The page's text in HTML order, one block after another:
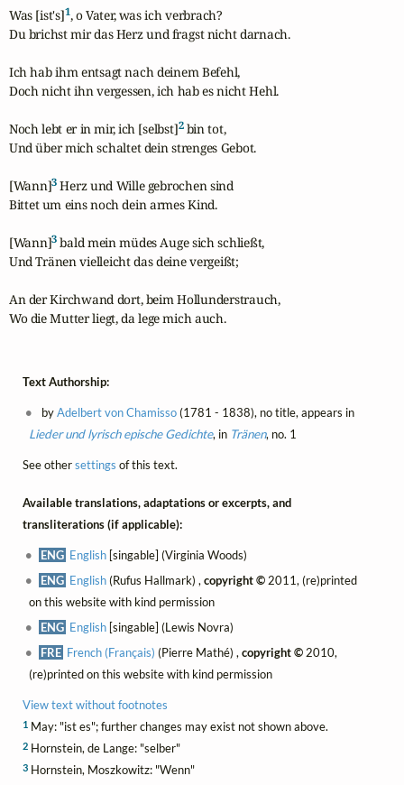
Was [ist's]1, o Vater, was ich verbrach?
Du brichst mir das Herz und fragst nicht darnach.
Ich hab ihm entsagt nach deinem Befehl,
Doch nicht ihn vergessen, ich hab es nicht Hehl.
Noch lebt er in mir, ich [selbst]2 bin tot,
Und über mich schaltet dein strenges Gebot.
[Wann]3 Herz und Wille gebrochen sind
Bittet um eins noch dein armes Kind.
[Wann]3 bald mein müdes Auge sich schließt,
Und Tränen vielleicht das deine vergeißt;
An der Kirchwand dort, beim Hollunderstrauch,
Wo die Mutter liegt, da lege mich auch.
Text Authorship:
byAdelbert von Chamisso(1781 - 1838), no title, appears in
Lieder und lyrisch epische Gedichte, in Tränen, no. 1
See othersettings of this text.
Available translations, adaptations or excerpts, and
transliterations (if applicable):
ENG English [singable] (Virginia Woods)
ENG English(Rufus Hallmark) ,copyright ©2011, (re)printed
on this website with kind permission
ENG English [singable] (Lewis Novra)
FRE French (Français) (Pierre Mathé) ,copyright ©2010,
(re)printed on this website with kind permission
View text without footnotes
1May: "ist es"; further changes may exist not shown above.
2Hornstein, de Lange: "selber"
3Hornstein, Moszkowitz: "Wenn"